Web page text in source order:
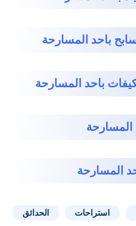
باحد المسارحة
باحد المسارحة
المسارحة
استراحات الحدائق